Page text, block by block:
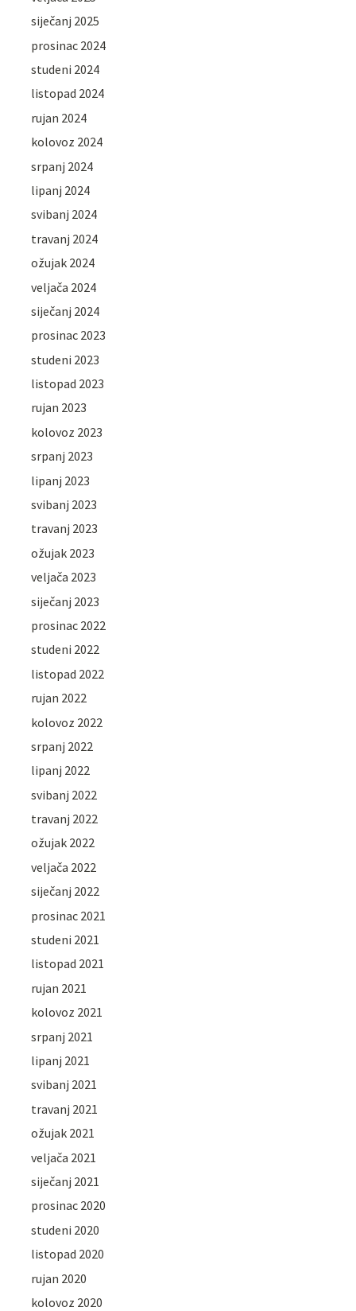
siječanj 2025
prosinac 2024
studeni 2024
listopad 2024
rujan 2024
kolovoz 2024
srpanj 2024
lipanj 2024
svibanj 2024
travanj 2024
ožujak 2024
veljača 2024
siječanj 2024
prosinac 2023
studeni 2023
listopad 2023
rujan 2023
kolovoz 2023
srpanj 2023
lipanj 2023
svibanj 2023
travanj 2023
ožujak 2023
veljača 2023
siječanj 2023
prosinac 2022
studeni 2022
listopad 2022
rujan 2022
kolovoz 2022
srpanj 2022
lipanj 2022
svibanj 2022
travanj 2022
ožujak 2022
veljača 2022
siječanj 2022
prosinac 2021
studeni 2021
listopad 2021
rujan 2021
kolovoz 2021
srpanj 2021
lipanj 2021
svibanj 2021
travanj 2021
ožujak 2021
veljača 2021
siječanj 2021
prosinac 2020
studeni 2020
listopad 2020
rujan 2020
kolovoz 2020